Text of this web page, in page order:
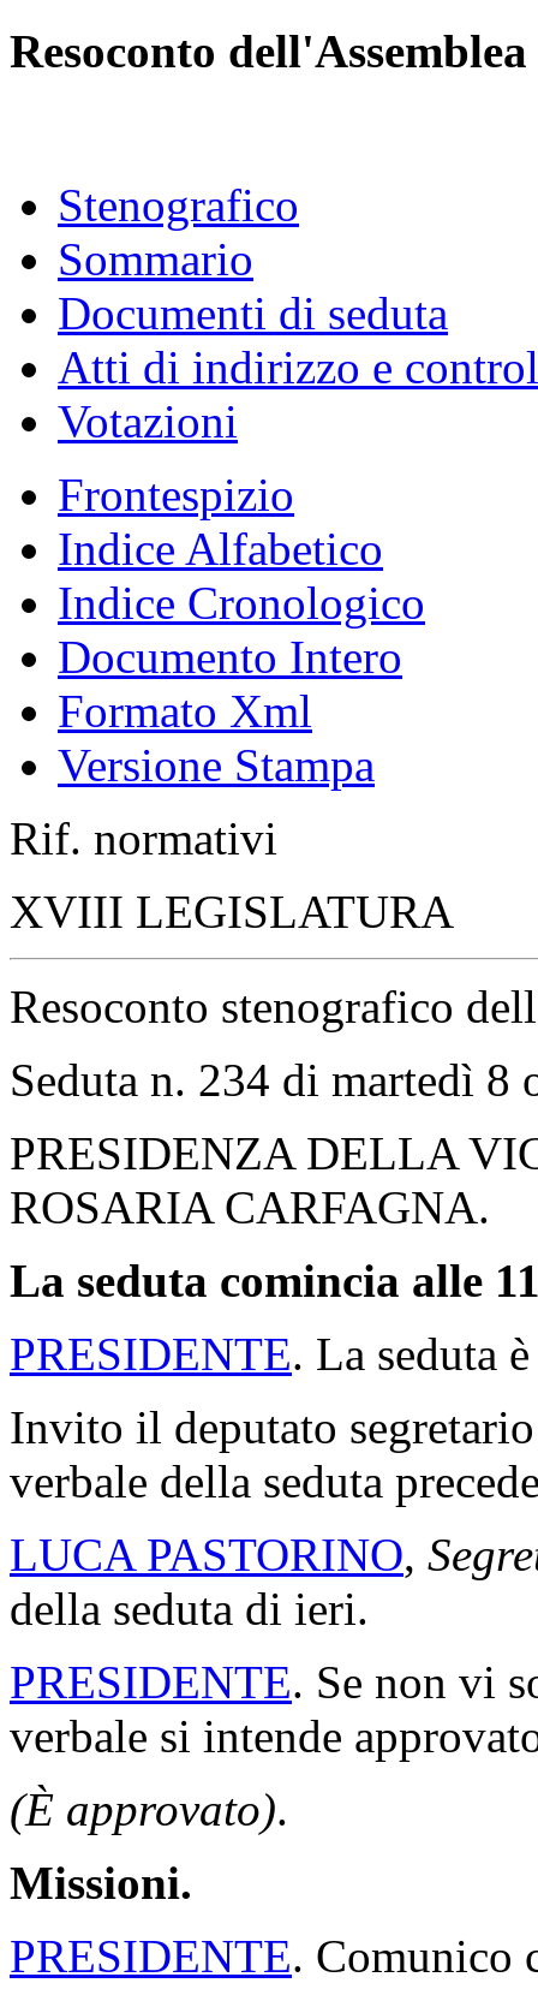
Resoconto dell'Assemblea
Stenografico
Sommario
Documenti di seduta
Atti di indirizzo e
Votazioni
Frontespizio
Indice Alfabetico
Indice Cronologico
Documento Intero
Formato Xml
Versione Stampa
Rif. normativi
XVIII LEGISLATURA
Resoconto stenografico
Seduta n. 234 di martedì 8
PRESIDENZA DELLA
ROSARIA CARFAGNA.
La seduta comincia alle
PRESIDENTE. La seduta
Invito il deputato
verbale della seduta
LUCA PASTORINO,
della seduta di ieri.
PRESIDENTE. Se non vi
verbale si intende
(È approvato).
Missioni.
PRESIDENTE. Comunico